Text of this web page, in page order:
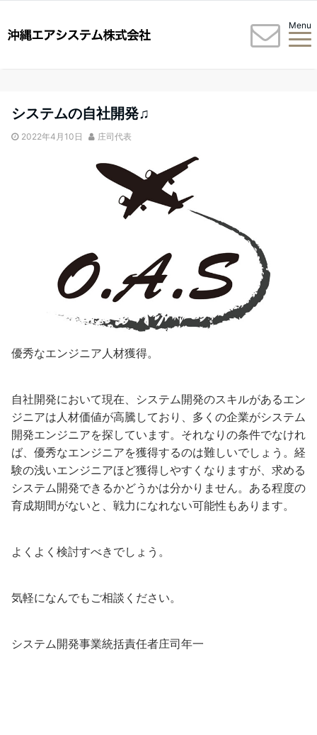
Menu
システムの自社開発♫
2022年4月10日 庄司代表
優秀なエンジニア人材獲得。
自社開発において現在、システム開発のスキルがあるエン
ジニアは人材価値が高騰しており、多くの企業がシステム
開発エンジニアを探しています。それなりの条件でなけれ
ば、優秀なエンジニアを獲得するのは難しいでしょう。経
験の浅いエンジニアほど獲得しやすくなりますが、求める
システム開発できるかどうかは分かりません。ある程度の
育成期間がないと、戦力になれない可能性もあります。
よくよく検討すべきでしょう。
気軽になんでもご相談ください。
システム開発事業統括責任者庄司年一